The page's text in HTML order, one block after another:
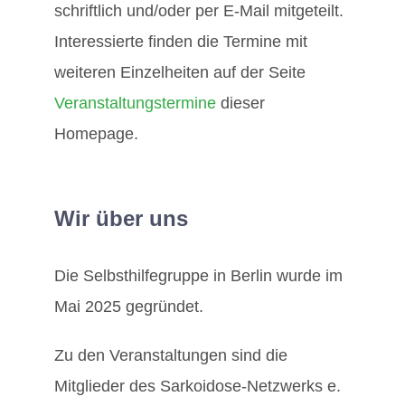
schriftlich und/oder per E-Mail mitgeteilt.
Interessierte finden die Termine mit
weiteren Einzelheiten auf der Seite
Veranstaltungstermine dieser
Homepage.
Wir über uns
Die Selbsthilfegruppe in Berlin wurde im
Mai 2025 gegründet.
Zu den Veranstaltungen sind die
Mitglieder des Sarkoidose-Netzwerks e.